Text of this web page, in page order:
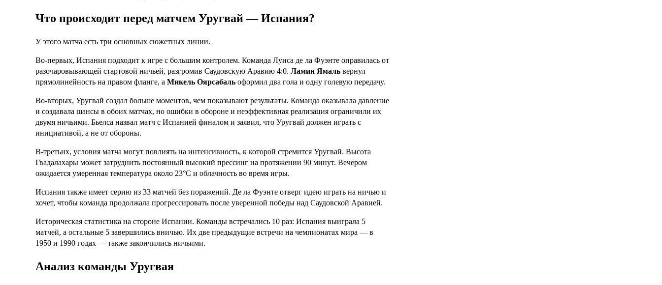
Что происходит перед матчем Уругвай — Испания?
У этого матча есть три основных сюжетных линии.
Во-первых, Испания подходит к игре с большим контролем. Команда Луиса де ла Фуэнте оправилась от
разочаровывающей стартовой ничьей, разгромив Саудовскую Аравию 4:0. Ламин Ямаль вернул
прямолинейность на правом фланге, а Микель Оярсабаль оформил два гола и одну голевую передачу.
Во-вторых, Уругвай создал больше моментов, чем показывают результаты. Команда оказывала давление
и создавала шансы в обоих матчах, но ошибки в обороне и неэффективная реализация ограничили их
двумя ничьими. Бьелса назвал матч с Испанией финалом и заявил, что Уругвай должен играть с
инициативой, а не от обороны.
В-третьих, условия матча могут повлиять на интенсивность, к которой стремится Уругвай. Высота
Гвадалахары может затруднить постоянный высокий прессинг на протяжении 90 минут. Вечером
ожидается умеренная температура около 23°C и облачность во время игры.
Испания также имеет серию из 33 матчей без поражений. Де ла Фуэнте отверг идею играть на ничью и
хочет, чтобы команда продолжала прогрессировать после уверенной победы над Саудовской Аравией.
Историческая статистика на стороне Испании. Команды встречались 10 раз: Испания выиграла 5
матчей, а остальные 5 завершились вничью. Их две предыдущие встречи на чемпионатах мира — в
1950 и 1990 годах — также закончились ничьими.
Анализ команды Уругвая